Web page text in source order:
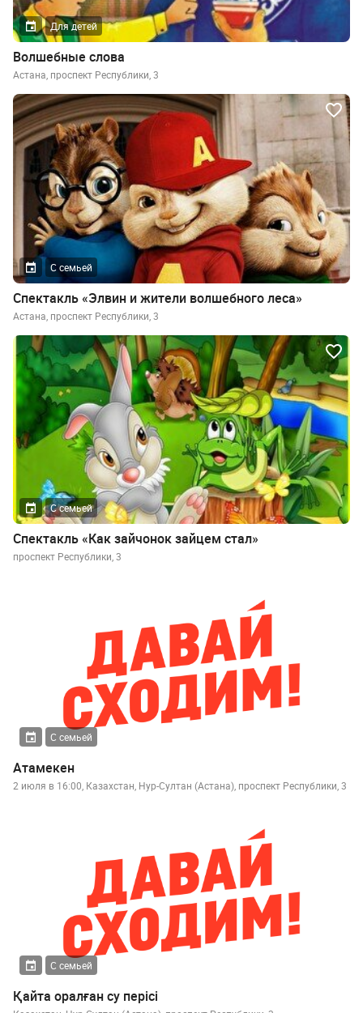
Для детей
Волшебные слова
Астана, проспект Республики, 3
С семьей
Спектакль «Элвин и жители волшебного леса»
Астана, проспект Республики, 3
С семьей
Спектакль «Как зайчонок зайцем стал»
проспект Республики, 3
С семьей
Атамекен
2 июля в 16:00, Казахстан, Нур-Султан (Астана), проспект Республики, 3
С семьей
Қайта оралған су перісі